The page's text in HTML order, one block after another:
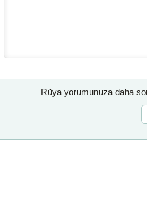
Rüya yorumunuza daha